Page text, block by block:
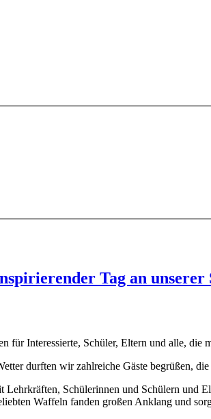
Tag an unserer
für Interessierte, Schüler, Eltern und alle, die
durften wir zahlreiche Gäste begrüßen,
Lehrkräften, Schülerinnen und Schülern und
Waffeln fanden großen Anklang und